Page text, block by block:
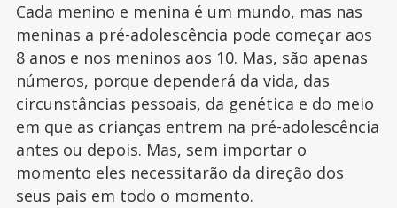
Cada menino e menina é um mundo, mas nas
meninas a pré-adolescência pode começar aos
8 anos e nos meninos aos 10. Mas, são apenas
números, porque dependerá da vida, das
circunstâncias pessoais, da genética e do meio
em que as crianças entrem na pré-adolescência
antes ou depois. Mas, sem importar o
momento eles necessitarão da direção dos
seus pais em todo o momento.